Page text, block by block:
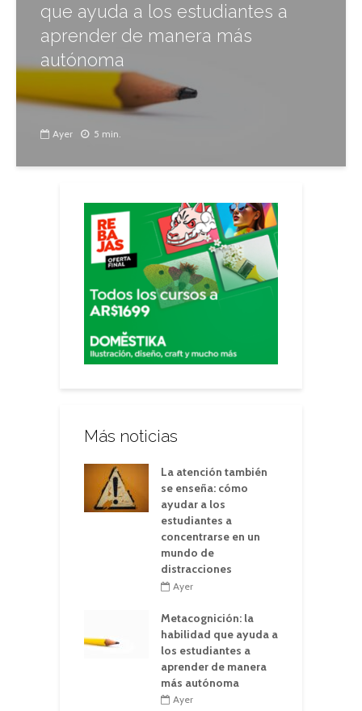
que ayuda a los estudiantes a
aprender de manera más
autónoma
Ayer 5 min.
Más noticias
La atención también
se enseña: cómo
ayudar a los
estudiantes a
concentrarse en un
mundo de
distracciones
Ayer
Metacognición: la
habilidad que ayuda a
los estudiantes a
aprender de manera
más autónoma
Ayer